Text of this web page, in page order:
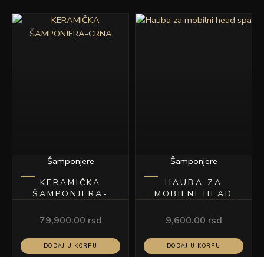
Šamponjere
KERAMIČKA
ŠAMPONJERA-
79,900.00 rsd
DODAJ U KORPU
Šamponjere
HAUBA ZA
MOBILNI HEAD
9,600.00 rsd
DODAJ U KORPU